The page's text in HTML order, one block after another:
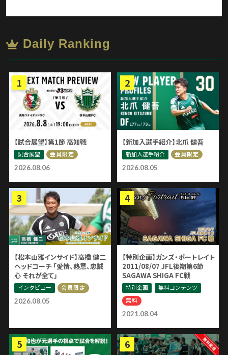
Daily Ranking
2026.08.06
【試合展望】第1節 高知戦
試合展望
会員限定
2026.08.05
【新加入選手紹介】北爪 健吾
新加入選手紹介 会員限定
2026.08.05
【松本山雅インサイド】高橋 健二
ヘッドコーチ 「愛情、熱意、忠誠
心 それが全て」
インタビュー 会員限定
2021.08.04
【特別企画】ガンズ・ポートレイト
2011/08/07 JFL後期第6節
SAGAWA SHIGA FC戦
特別企画
無料コンテンツ
無料